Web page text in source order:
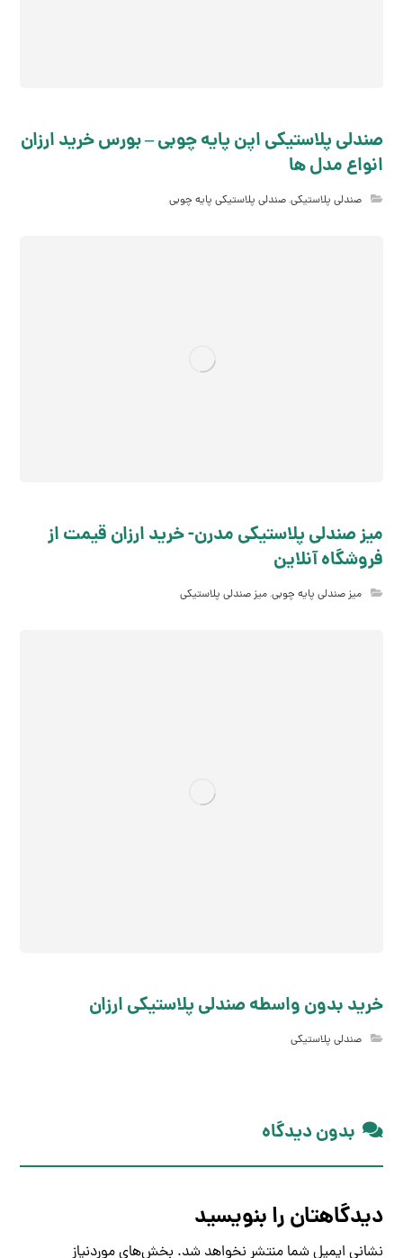
صندلی پلاستیکی اپن پایه چوبی – بورس خرید ارزان
انواع مدل ها
صندلی پلاستیکی,صندلی پلاستیکی پایه چوبی
میز صندلی پلاستیکی مدرن- خرید ارزان قیمت از
فروشگاه آنلاین
میز صندلی پایه چوبی,میز صندلی پلاستیکی
خرید بدون واسطه صندلی پلاستیکی ارزان
صندلی پلاستیکی
بدون دیدگاه
دیدگاهتان را بنویسید
نشانی ایمیل شما منتشر نخواهد شد. بخش‌های موردنیاز